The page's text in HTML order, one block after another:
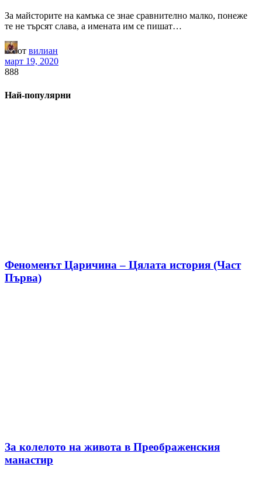
За майсторите на камъка се знае сравнително малко, понеже
те не търсят слава, а имената им се пишат…
от вилиан
март 19, 2020
888
Най-популярни
Феноменът Царичина – Цялата история (Част
Първа)
За колелото на живота в Преображенския
манастир